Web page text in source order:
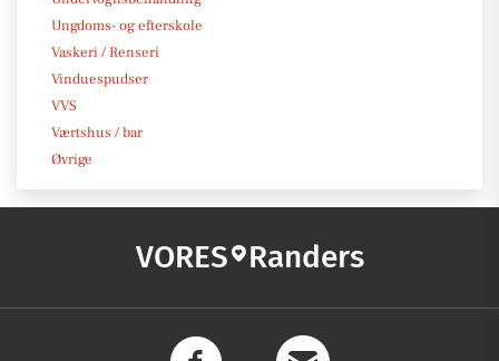
Ungdoms- og efterskole
Vaskeri / Renseri
Vinduespudser
VVS
Værtshus / bar
Øvrige
VORES Randers